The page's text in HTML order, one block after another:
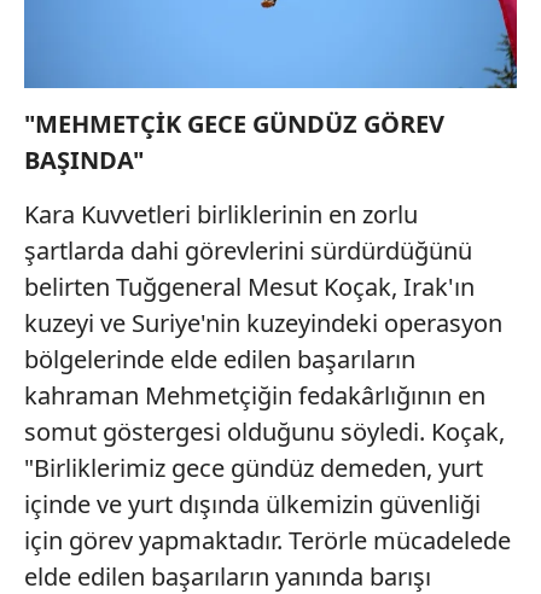
"MEHMETÇİK GECE GÜNDÜZ GÖREV
BAŞINDA"
Kara Kuvvetleri birliklerinin en zorlu
şartlarda dahi görevlerini sürdürdüğünü
belirten Tuğgeneral Mesut Koçak, Irak'ın
kuzeyi ve Suriye'nin kuzeyindeki operasyon
bölgelerinde elde edilen başarıların
kahraman Mehmetçiğin fedakârlığının en
somut göstergesi olduğunu söyledi. Koçak,
"Birliklerimiz gece gündüz demeden, yurt
içinde ve yurt dışında ülkemizin güvenliği
için görev yapmaktadır. Terörle mücadelede
elde edilen başarıların yanında barışı